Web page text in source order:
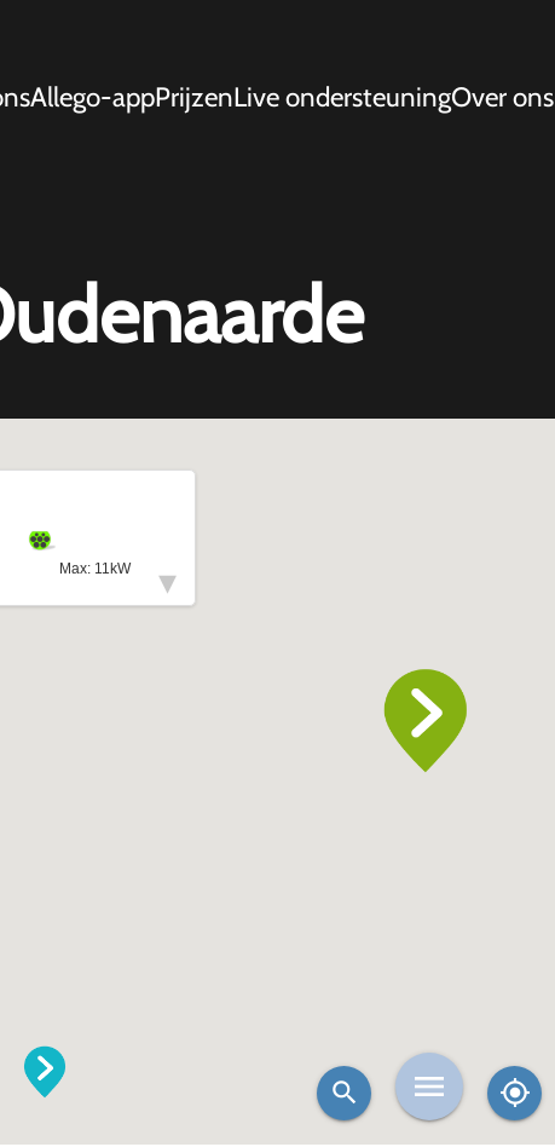
Allego-appPrijzenLive ondersteuningOver ons